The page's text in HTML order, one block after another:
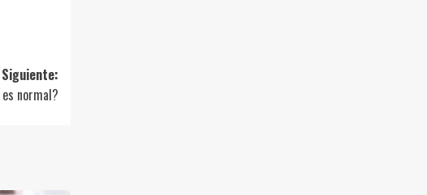
Siguiente:
normal?